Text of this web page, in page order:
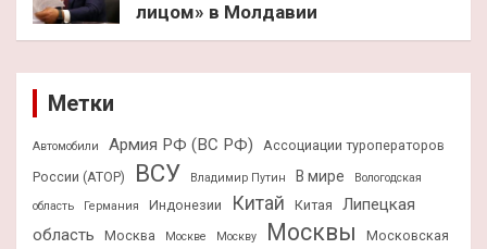
лицом» в Молдавии
Метки
Автомобили Армия РФ (ВС РФ)
Ассоциации туроператоров
России (АТОР)
ВСУ Владимир Путин В мире
Вологодская
область
Германия Индонезии Китай Китая
Липецкая
область
Москва Москве Москву Москвы
Московская